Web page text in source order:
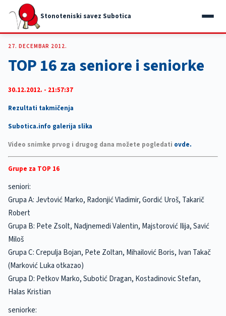
Stonoteniski savez Subotica
27. DECEMBAR 2012.
TOP 16 za seniore i seniorke
30.12.2012. - 21:57:37
Rezultati takmičenja
Subotica.info galerija slika
Video snimke prvog i drugog dana možete pogledati ovde.
Grupe za TOP 16
seniori:
Grupa A: Jevtović Marko, Radonjić Vladimir, Gordić Uroš, Takarič
Robert
Grupa B: Pete Zsolt, Nadjnemedi Valentin, Majstorović Ilija, Savić
Miloš
Grupa C: Crepulja Bojan, Pete Zoltan, Mihailović Boris, Ivan Takač
(Marković Luka otkazao)
Grupa D: Petkov Marko, Subotić Dragan, Kostadinovic Stefan,
Halas Kristian
seniorke: